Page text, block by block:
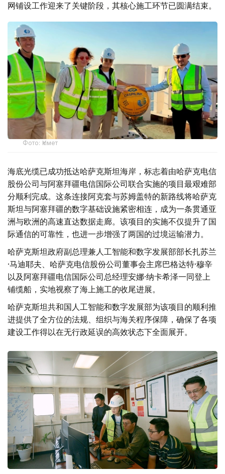
网铺设工作迎来了关键阶段，其核心施工环节已圆满结束。
Фото: Үкімет
海底光缆已成功抵达哈萨克斯坦海岸，标志着由哈萨克电信
股份公司与阿塞拜疆电信国际公司联合实施的项目最艰难部
分顺利完成。这条连接阿克套与苏姆盖特的新路线将哈萨克
斯坦与阿塞拜疆的数字基础设施紧密相连，成为一条贯通亚
洲与欧洲的高速直达数据走廊。该项目的实施不仅提升了国
际通信的可靠性，也进一步增强了两国的过境运输潜力。
哈萨克斯坦政府副总理兼人工智能和数字发展部部长扎苏兰
·马迪耶夫、哈萨克电信股份公司董事会主席巴格达特·穆辛
以及阿塞拜疆电信国际公司总经理安娜·纳卡希泽一同登上
铺缆船，实地视察了海上施工的收尾进展。
哈萨克斯坦共和国人工智能和数字发展部为该项目的顺利推
进提供了全方位的法规、组织与海关程序保障，确保了各项
建设工作得以在无行政延误的高效状态下全面展开。